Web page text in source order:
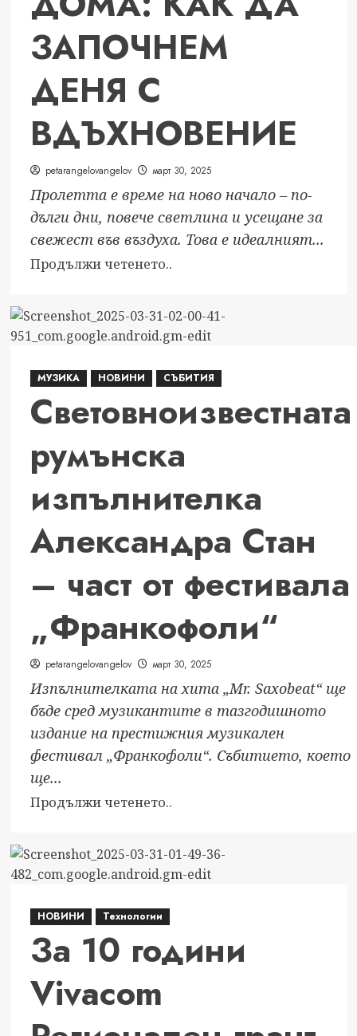
Регионален
са:
ЗАПОЧНЕМ
ДЕНЯ С
ВДЪХНОВЕНИЕ
petarangelovangelov март 30, 2025
Пролетта е време на ново начало – по-
дълги дни, повече светлина и усещане за
свежест във въздуха. Това е идеалният...
Продължи четенето..Read
ПРОЛЕТНИ
СУТРИНИ
ДОМА:
КАК
ДА
ДЕНЯ
ВДЪХНОВЕНИЕ
МУЗИКА НОВИНИ СЪБИТИЯ
Световноизвестната
румънска
изпълнителка
Александра Стан
– част от фестивала
„Франкофоли“
petarangelovangelov март 30, 2025
Изпълнителката на хита „Mr. Saxobeat“ ще
бъде сред музикантите в тазгодишното
издание на престижния музикален
фестивал „Франкофоли“. Събитието, което
ще...
Продължи четенето..Read
Световноизвестната
румънска
Стан
–
НОВИНИ Технологии
За 10 години
Vivacom